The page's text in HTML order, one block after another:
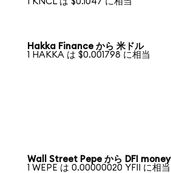
Hakka Finance から 米ドル
1 HAKKA は $0.001798 に相当
Wall Street Pepe から DFI money
1 WEPE は 0.00000020 YFII に相当